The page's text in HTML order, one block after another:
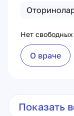
Нет
О враче
Показать